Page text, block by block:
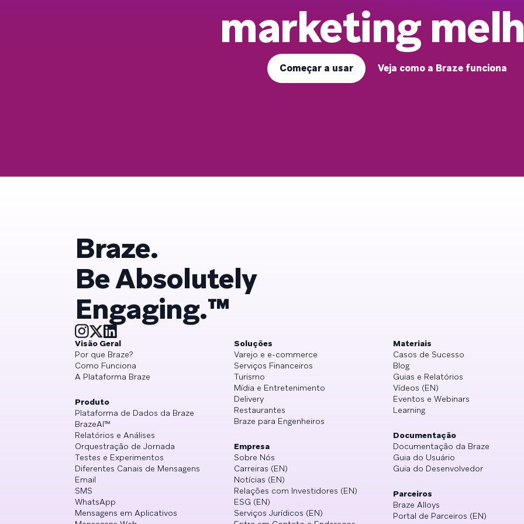
marketing
Começar a usar Veja como a Braze funciona
Braze.
Be Absolutely
Engaging.™
Visão Geral
Por que Braze?
Como Funciona
A Plataforma Braze
Produto
Plataforma de Dados da Braze
BrazeAI™
Relatórios e Análises
Orquestração de Jornada
Testes e Experimentos
Diferentes Canais de Mensagens
Email
SMS
WhatsApp
Mensagens em Aplicativos
Soluções
Varejo e e-commerce
Serviços Financeiros
Turismo
Mídia e Entretenimento
Delivery
Restaurantes
Braze para Engenheiros
Empresa
Sobre Nós
Carreiras (EN)
Notícias (EN)
Relações com Investidores (EN)
ESG (EN)
Serviços Jurídicos (EN)
Materiais
Casos de Sucesso
Blog
Guias e Relatórios
Vídeos (EN)
Eventos e Webinars
Learning
Documentação
Documentação da Braze
Guia do Usuário
Guia do Desenvolvedor
Parceiros
Braze Alloys
Portal de Parceiros (EN)